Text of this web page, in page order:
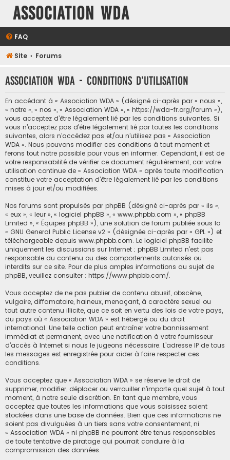
Association WDA
FAQ
Site Forums
Association WDA - Conditions d’utilisation
En accédant à « Association WDA » (désigné ci-après par « nous »,
« notre », « nos », « Association WDA », « https://wda-fr.org/forum »),
vous acceptez d’être légalement lié par les conditions suivantes. Si
vous n’acceptez pas d’être légalement lié par toutes les conditions
suivantes, alors n’accédez pas et/ou n’utilisez pas « Association
WDA ». Nous pouvons modifier ces conditions à tout moment et
ferons tout notre possible pour vous en informer. Cependant, il est de
votre responsabilité de vérifier ce document régulièrement, car votre
utilisation continue de « Association WDA » après toute modification
constitue votre acceptation d’être légalement lié par les conditions
mises à jour et/ou modifiées.
Nos forums sont propulsés par phpBB (désigné ci-après par « ils »,
« eux », « leur », « logiciel phpBB », « www.phpbb.com », « phpBB
Limited », « Équipes phpBB »), une solution de forum publiée sous la
« GNU General Public License v2 » (désignée ci-après par « GPL ») et
téléchargeable depuis www.phpbb.com. Le logiciel phpBB facilite
uniquement les discussions sur Internet ; phpBB Limited n’est pas
responsable du contenu ou des comportements autorisés ou
interdits sur ce site. Pour de plus amples informations au sujet de
phpBB, veuillez consulter : https://www.phpbb.com/.
Vous acceptez de ne pas publier de contenu abusif, obscène,
vulgaire, diffamatoire, haineux, menaçant, à caractère sexuel ou
tout autre contenu illicite, que ce soit en vertu des lois de votre pays,
du pays où « Association WDA » est hébergé ou du droit
international. Une telle action peut entraîner votre bannissement
immédiat et permanent, avec une notification à votre fournisseur
d’accès à Internet si nous le jugeons nécessaire. L’adresse IP de tous
les messages est enregistrée pour aider à faire respecter ces
conditions.
Vous acceptez que « Association WDA » se réserve le droit de
supprimer, modifier, déplacer ou verrouiller n’importe quel sujet à tout
moment, à notre seule discrétion. En tant que membre, vous
acceptez que toutes les informations que vous saisissez soient
stockées dans une base de données. Bien que ces informations ne
soient pas divulguées à un tiers sans votre consentement, ni
« Association WDA » ni phpBB ne pourront être tenus responsables
de toute tentative de piratage qui pourrait conduire à la
compromission des données.